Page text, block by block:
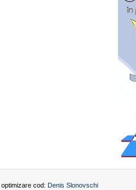
, optimizare cod: Denis Slonovschi